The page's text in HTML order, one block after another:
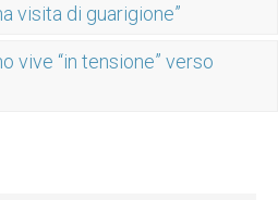
visita di guarigione”
vive “in tensione” verso